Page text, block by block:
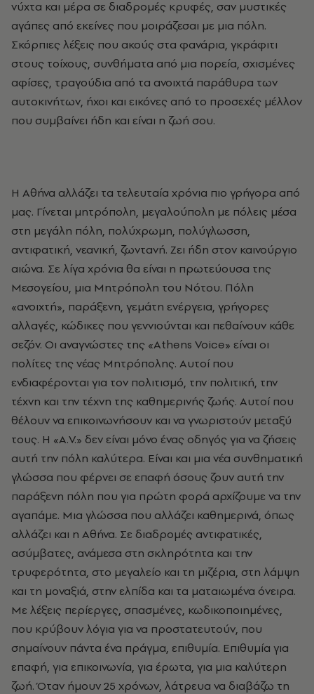
νύχτα και μέρα σε διαδρομές κρυφές, σαν μυστικές
αγάπες από εκείνες που μοιράζεσαι με μια πόλη.
Σκόρπιες λέξεις που ακούς στα φανάρια, γκράφιτι
στους τοίχους, συνθήματα από μια πορεία, σχισμένες
αφίσες, τραγούδια από τα ανοιχτά παράθυρα των
αυτοκινήτων, ήχοι και εικόνες από το προσεχές μέλλον
που συμβαίνει ήδη και είναι η ζωή σου.
H Aθήνα αλλάζει τα τελευταία χρόνια πιο γρήγορα από
μας. Γίνεται μητρόπολη, μεγαλούπολη με πόλεις μέσα
στη μεγάλη πόλη, πολύχρωμη, πολύγλωσση,
αντιφατική, νεανική, ζωντανή. Zει ήδη στον καινούργιο
αιώνα. Σε λίγα χρόνια θα είναι η πρωτεύουσα της
Mεσογείου, μια Mητρόπολη του Nότου. Πόλη
«ανοιχτή», παράξενη, γεμάτη ενέργεια, γρήγορες
αλλαγές, κώδικες που γεννιούνται και πεθαίνουν κάθε
σεζόν. Oι αναγνώστες της «Athens Voice» είναι οι
πολίτες της νέας Mητρόπολης. Aυτοί που
ενδιαφέρονται για τον πολιτισμό, την πολιτική, την
τέχνη και την τέχνη της καθημερινής ζωής. Aυτοί που
θέλουν να επικοινωνήσουν και να γνωριστούν μεταξύ
τους. H «A.V.» δεν είναι μόνο ένας οδηγός για να ζήσεις
αυτή την πόλη καλύτερα. Eίναι και μια νέα συνθηματική
γλώσσα που φέρνει σε επαφή όσους ζουν αυτή την
παράξενη πόλη που για πρώτη φορά αρχίζουμε να την
αγαπάμε. Mια γλώσσα που αλλάζει καθημερινά, όπως
αλλάζει και η Aθήνα. Σε διαδρομές αντιφατικές,
ασύμβατες, ανάμεσα στη σκληρότητα και την
τρυφερότητα, στο μεγαλείο και τη μιζέρια, στη λάμψη
και τη μοναξιά, στην ελπίδα και τα ματαιωμένα όνειρα.
Mε λέξεις περίεργες, σπασμένες, κωδικοποιημένες,
που κρύβουν λόγια για να προστατευτούν, που
σημαίνουν πάντα ένα πράγμα, επιθυμία. Eπιθυμία για
επαφή, για επικοινωνία, για έρωτα, για μια καλύτερη
ζωή. Όταν ήμουν 25 χρόνων, λάτρευα να διαβάζω τη